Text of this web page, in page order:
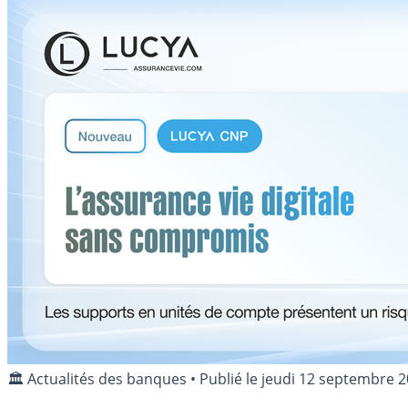
🏛️ Actualités des banques • Publié le jeudi 12 septembre